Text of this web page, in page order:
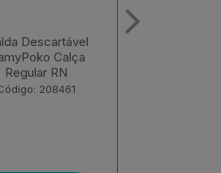
Descartável
Calça Dia
Noite Giga M 68
Unid...